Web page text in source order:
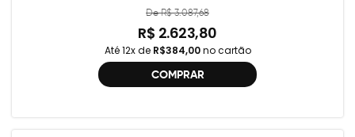
De R$ 3.087,68
R$ 2.623,80
Até 12x de R$384,00no cartão
COMPRAR